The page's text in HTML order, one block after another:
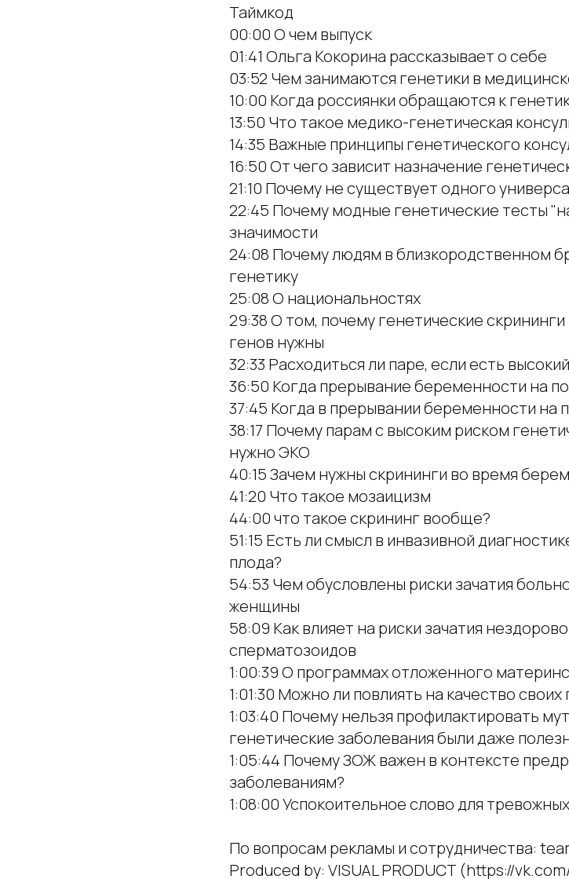
Таймкод
00:00 О чем выпуск
01:41 Ольга Кокорина рассказывает о себе
03:52 Чем занимаются генетики в
10:00 Когда россиянки обращаются к
13:50 Что такое медико-генетическая
14:35 Важные принципы генетического
16:50 От чего зависит назначение
21:10 Почему не существует одного
22:45 Почему модные генетические тесты
значимости
24:08 Почему людям в близкородственном
генетику
25:08 О национальностях
29:38 О том, почему генетические
генов нужны
32:33 Расходиться ли паре, если есть
36:50 Когда прерывание беременности на
37:45 Когда в прерывании беременности на
38:17 Почему парам с высоким риском
нужно ЭКО
40:15 Зачем нужны скрининги во время
41:20 Что такое мозаицизм
44:00 что такое скрининг вообще?
51:15 Есть ли смысл в инвазивной
плода?
54:53 Чем обусловлены риски зачатия
женщины
58:09 Как влияет на риски зачатия
сперматозоидов
1:00:39 О программах отложенного
1:01:30 Можно ли повлиять на качество своих
1:03:40 Почему нельзя профилактировать
генетические заболевания были даже
1:05:44 Почему ЗОЖ важен в контексте
заболеваниям?
1:08:00 Успокоительное слово для тревожных
По вопросам рекламы и сотрудничества:
Produced by: VISUAL PRODUCT (https://